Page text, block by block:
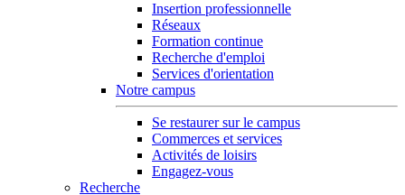
Insertion professionnelle
Réseaux
Formation continue
Recherche d'emploi
Services d'orientation
Notre campus
Se restaurer sur le campus
Commerces et services
Activités de loisirs
Engagez-vous
Recherche